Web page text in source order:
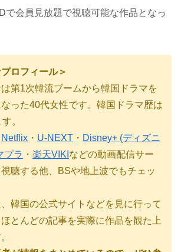
で会員見放題で視聴可能な作品となっ
ロフィール＞
第1次韓流ブームから韓国ドラマを
った40代女性です。韓国ドラマ歴は
。
Netflix ・ U-NEXT ・ Disney+ (ディズニ
プラ ・ 楽天VIKI などの動画配信サー
聴する他、BSや地上波でもチェッ
韓国の公式サイトなどを見に行って
とんどの記事を実際に作品を観た上